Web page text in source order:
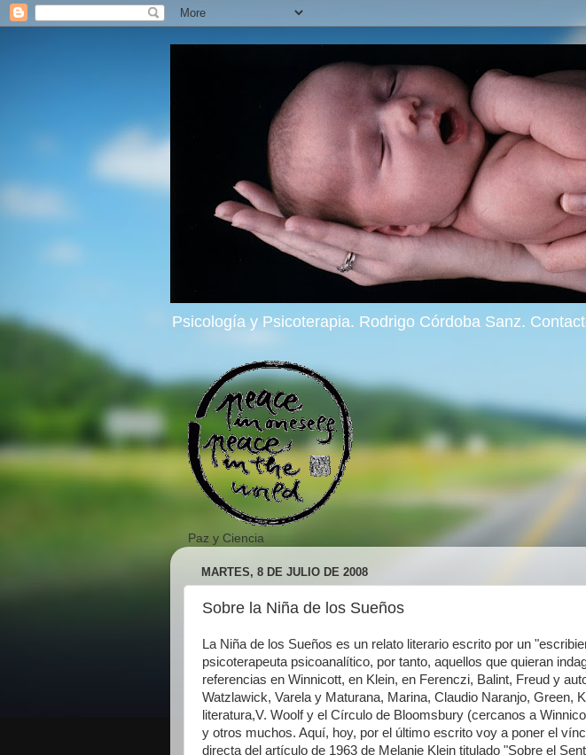
Psicología y Psicoterapia. Rodrigo Córdoba Sanz.
Paz y Ciencia
MARTES, 8 DE JULIO DE 2008
Sobre la Niña de los Sueños
La Niña de los Sueños es un relato literario escrito por un
psicoterapeuta psicoanalítico, por tanto, aquellos que quieran
referencias en Winnicott, en Klein, en Ferenczi, Balint, Freud y
Watzlawick, Varela y Maturana, Marina, Claudio Naranjo, Green,
literatura,V. Woolf y el Círculo de Bloomsbury (cercanos a
y otros muchos. Aquí, hoy, por el último escrito voy a poner el
directa del artículo de 1963 de Melanie Klein titulado "Sobre el